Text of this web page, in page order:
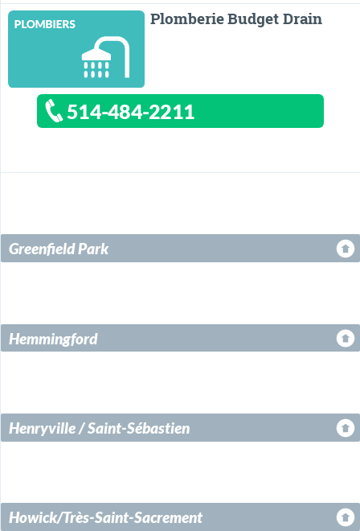
Plomberie Budget Drain
514-484-2211
Greenfield Park
Hemmingford
Henryville / Saint-Sébastien
Howick/Très-Saint-Sacrement